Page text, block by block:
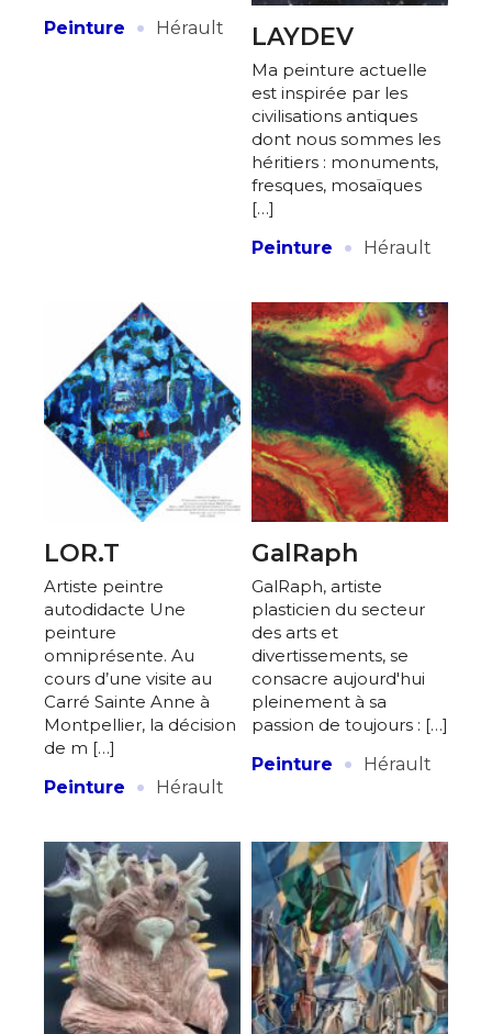
Peinture
· Hérault LAYDEV
Ma peinture actuelle
est inspirée par les
civilisations antiques
dont nous sommes les
héritiers : monuments,
fresques, mosaïques
[…]
Peinture
· Hérault
LOR.T
Artiste peintre
autodidacte Une
peinture
omniprésente. Au
cours d’une visite au
Carré Sainte Anne à
Montpellier, la décision
de m […]
Peinture
· Hérault
GalRaph
GalRaph, artiste
plasticien du secteur
des arts et
divertissements, se
consacre aujourd'hui
pleinement à sa
passion de toujours : […]
Peinture
· Hérault